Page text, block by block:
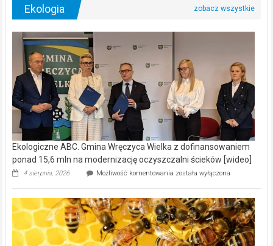
Ekologia
Ekologiczne ABC. Gmina Wręczyca Wielka z dofinansowaniem
ponad 15,6 mln na modernizację oczyszczalni ścieków [wideo]
4 sierpnia, 2026 Możliwość komentowania Ekologiczne
Wręczyca
Wielka
z
dofinansowaniem
ponad
została wyłączona